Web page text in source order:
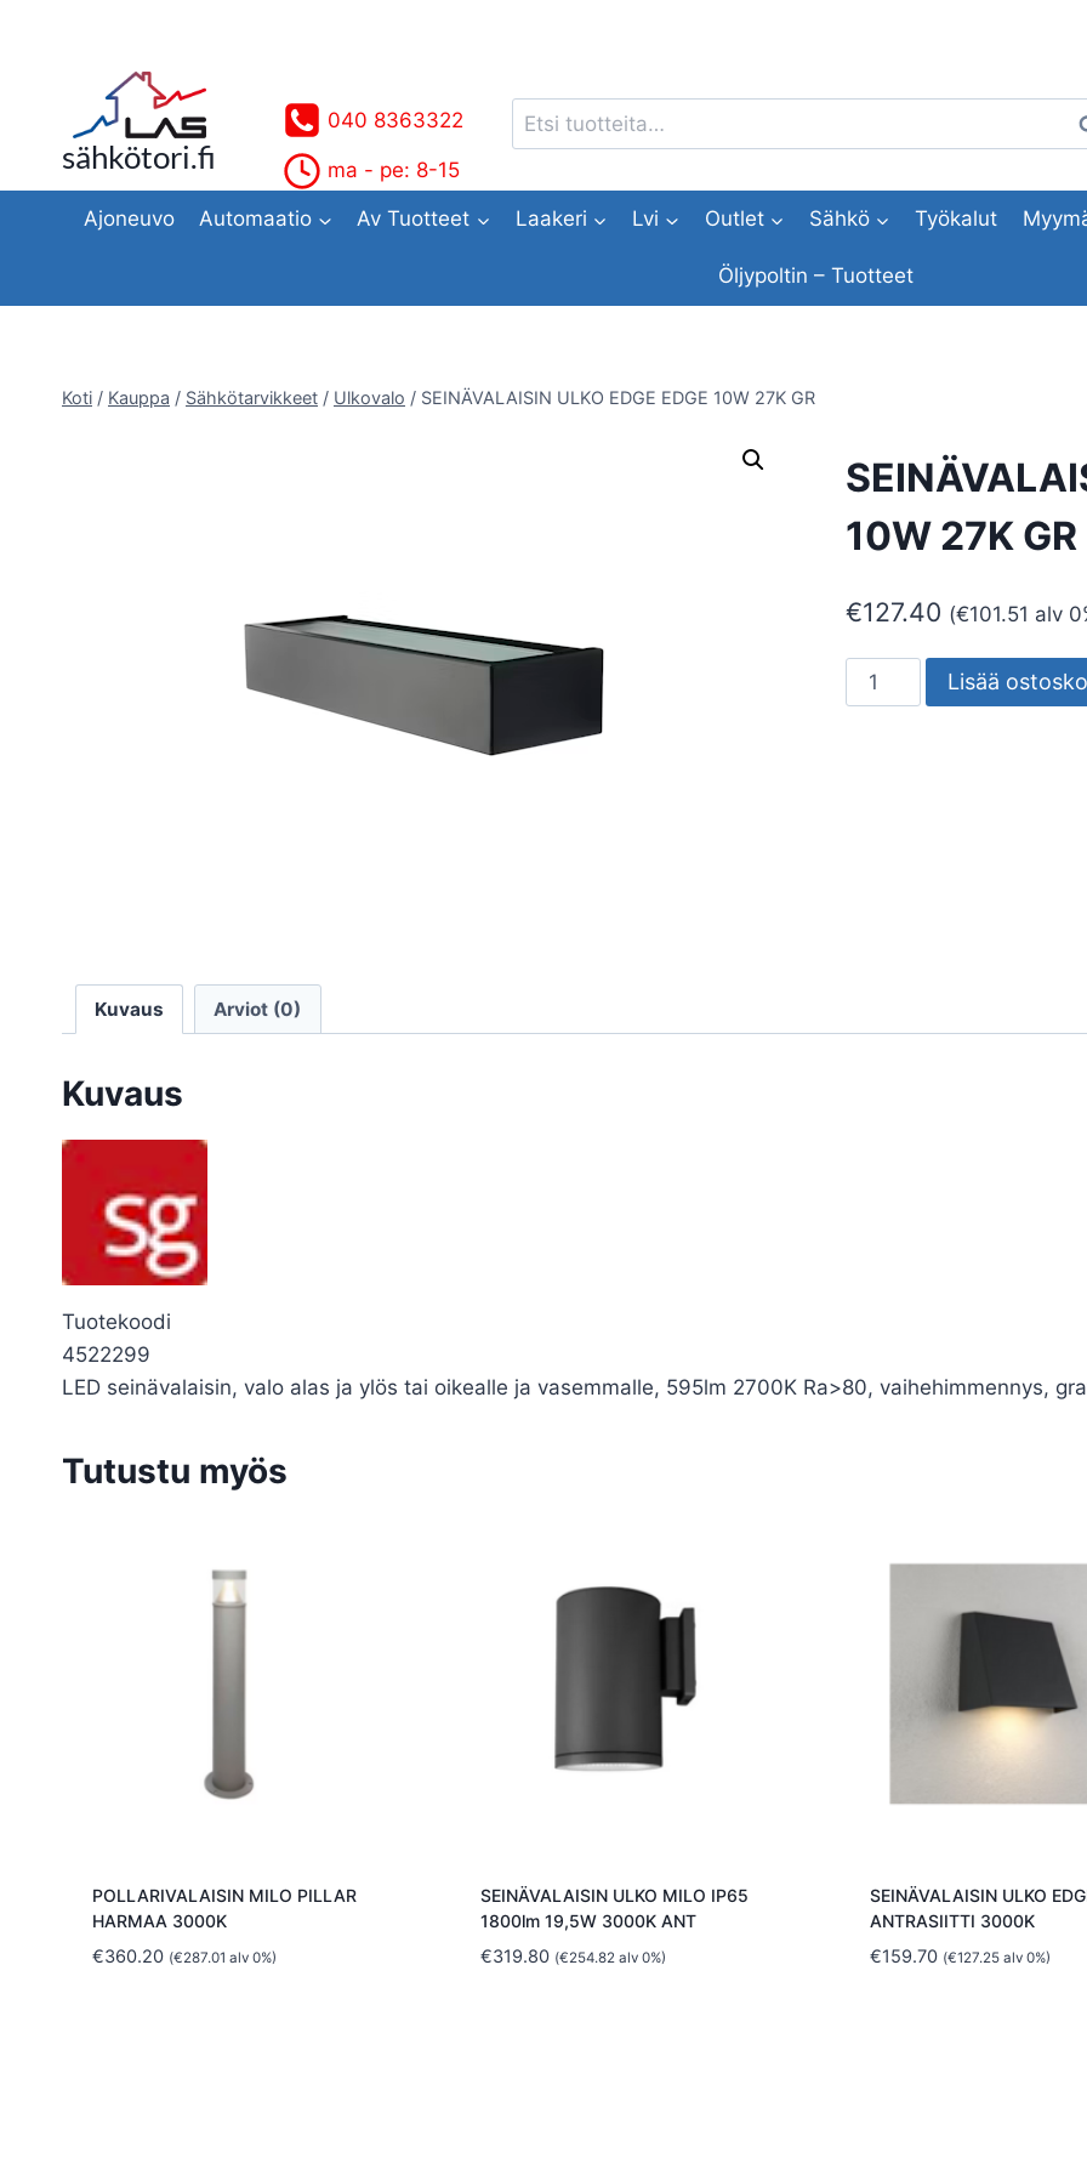
sähkötori.fi
040 8363322
ma - pe: 8-15
Etsi:
Ajoneuvo Automaatio Av Tuotteet Laakeri Lvi Outlet Sähkö Työkalut
Öljypoltin – Tuotteet
Koti / Kauppa / Sähkötarvikkeet / Ulkovalo / SEINÄVALAISIN ULKO EDGE EDGE 10W 27K GR
10W 27K GR
€127.40 (€101.51 alv
SEINÄVALAISIN
ULKO
Lisää
Kuvaus Arviot (0)
Kuvaus
Tuotekoodi
4522299
LED seinävalaisin, valo alas ja ylös tai oikealle ja vasemmalle, 595lm 2700K Ra>80, vaihehimmennys,
Tutustu myös
POLLARIVALAISIN MILO PILLAR
HARMAA 3000K
€360.20 (€287.01 alv 0%)
SEINÄVALAISIN ULKO MILO IP65
1800lm 19,5W 3000K ANT
€319.80 (€254.82 alv 0%)
SEINÄVALAISIN ULKO
ANTRASIITTI 3000K
€159.70 (€127.25alv 0%)